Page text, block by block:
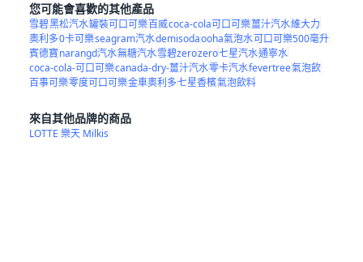
您可能會喜歡的其他產品
雪碧黑松汽水罐裝可口可樂百威coca-cola可口可樂薑汁汽水維大力
奧利多0卡可樂seagram汽水demisodaooha氣泡水可口可樂500毫升
賓德寶narangd汽水無糖汽水雪碧zerozero七星汽水通寧水
coca-cola-可口可樂canada-dry-薑汁汽水零卡汽水fevertree氣泡飲
百事可樂零度可口可樂金車奧利多七星香檳氣泡飲料
來自其他品牌的商品
LOTTE 樂天 Milkis